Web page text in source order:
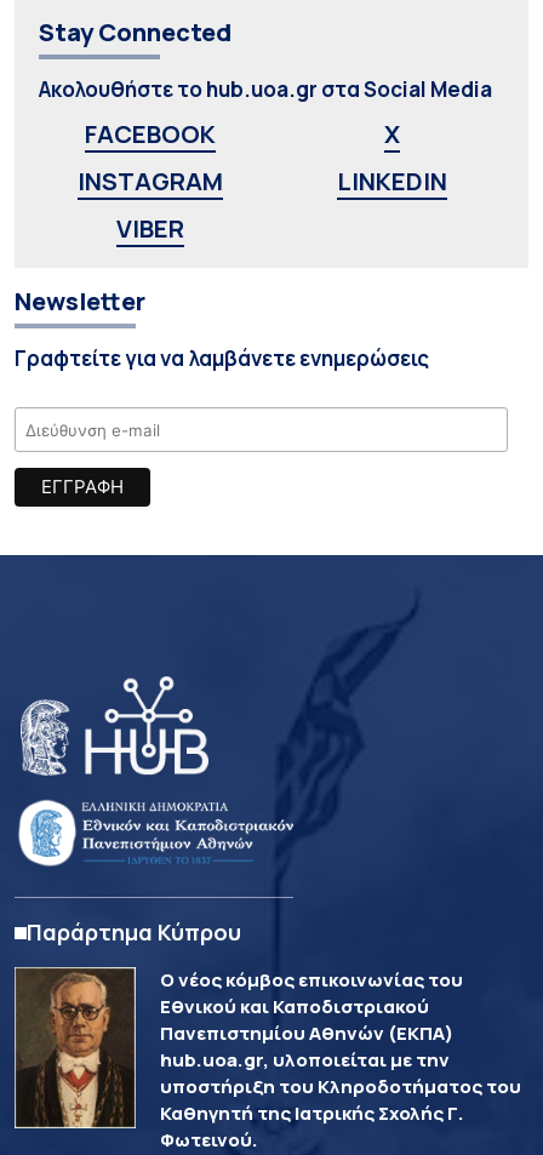
Stay Connected
Ακολουθήστε το hub.uoa.gr στα Social Media
FACEBOOK
X
INSTAGRAM
LINKEDIN
VIBER
Newsletter
Γραφτείτε για να λαμβάνετε ενημερώσεις
Παράρτημα Κύπρου
Ο νέος κόμβος επικοινωνίας του
Εθνικού και Καποδιστριακού
Πανεπιστημίου Αθηνών (ΕΚΠΑ)
hub.uoa.gr, υλοποιείται με την
υποστήριξη του Κληροδοτήματος του
Καθηγητή της Ιατρικής Σχολής Γ.
Φωτεινού.